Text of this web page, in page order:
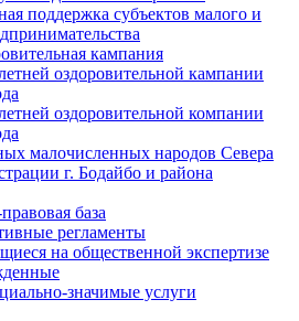
поддержка субъектов малого и
кампания
оздоровительной кампании
оздоровительной компании
малочисленных народов Севера
г. Бодайбо и района
база
регламенты
на общественной экспертизе
значимые услуги